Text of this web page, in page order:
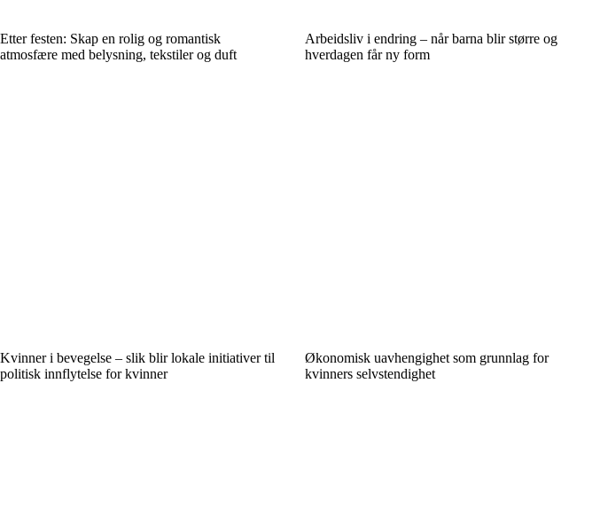
Etter festen: Skap en rolig og romantisk
atmosfære med belysning, tekstiler og duft
Arbeidsliv i endring – når barna blir større og
hverdagen får ny form
Kvinner i bevegelse – slik blir lokale initiativer til
politisk innflytelse for kvinner
Økonomisk uavhengighet som grunnlag for
kvinners selvstendighet